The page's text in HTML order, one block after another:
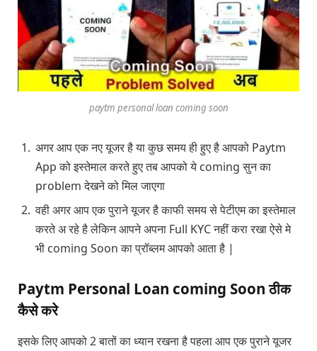
paytm personal loan coming soon
अगर आप एक नए यूजर है या कुछ समय ही हुए है आपको Paytm
App को इस्तेमाल करते हुए तब आपको ये coming सुन का
problem देखने को मिल जाएगा
वही अगर आप एक पुराने यूजर है काफी समय से पेटीएम का इस्तेमाल
करते अ रहे है लेकिन आपने अपना Full KYC नहीं करा रखा ऐसे मे
भी coming Soon का प्रॉब्लम आपको आता है |
Paytm Personal Loan coming Soon ठीक
कैसे करे
इसके लिए आपको 2 बातों का ध्यान रखना है पहला आप एक पुराने यूजर